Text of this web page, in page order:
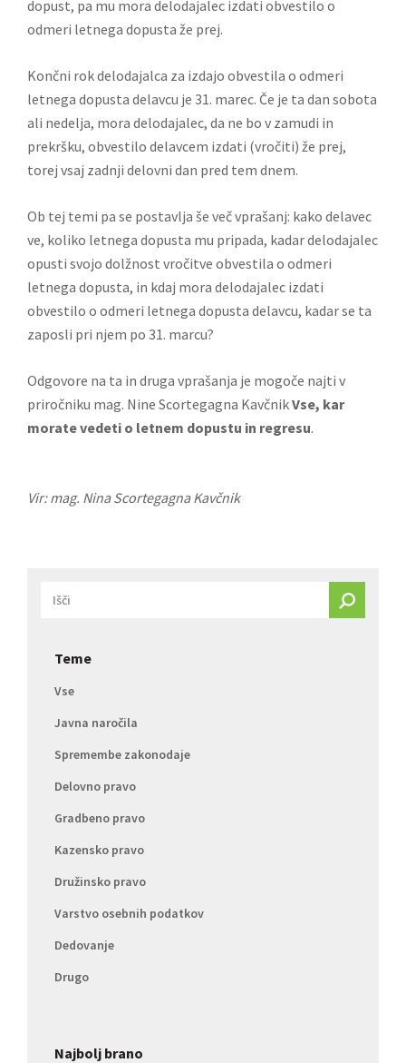
dopust, pa mu mora delodajalec izdati obvestilo o
odmeri letnega dopusta že prej.
Končni rok delodajalca za izdajo obvestila o odmeri
letnega dopusta delavcu je 31. marec. Če je ta dan sobota
ali nedelja, mora delodajalec, da ne bo v zamudi in
prekršku, obvestilo delavcem izdati (vročiti) že prej,
torej vsaj zadnji delovni dan pred tem dnem.
Ob tej temi pa se postavlja še več vprašanj: kako delavec
ve, koliko letnega dopusta mu pripada, kadar delodajalec
opusti svojo dolžnost vročitve obvestila o odmeri
letnega dopusta, in kdaj mora delodajalec izdati
obvestilo o odmeri letnega dopusta delavcu, kadar se ta
zaposli pri njem po 31. marcu?
Odgovore na ta in druga vprašanja je mogoče najti v
priročniku mag. Nine Scortegagna KavčnikVse, kar
morate vedeti o letnem dopustu in regresu.
Vir: mag. Nina Scortegagna Kavčnik
Teme
Vse
Javna naročila
Spremembe zakonodaje
Delovno pravo
Gradbeno pravo
Kazensko pravo
Družinsko pravo
Varstvo osebnih podatkov
Dedovanje
Drugo
Najbolj brano